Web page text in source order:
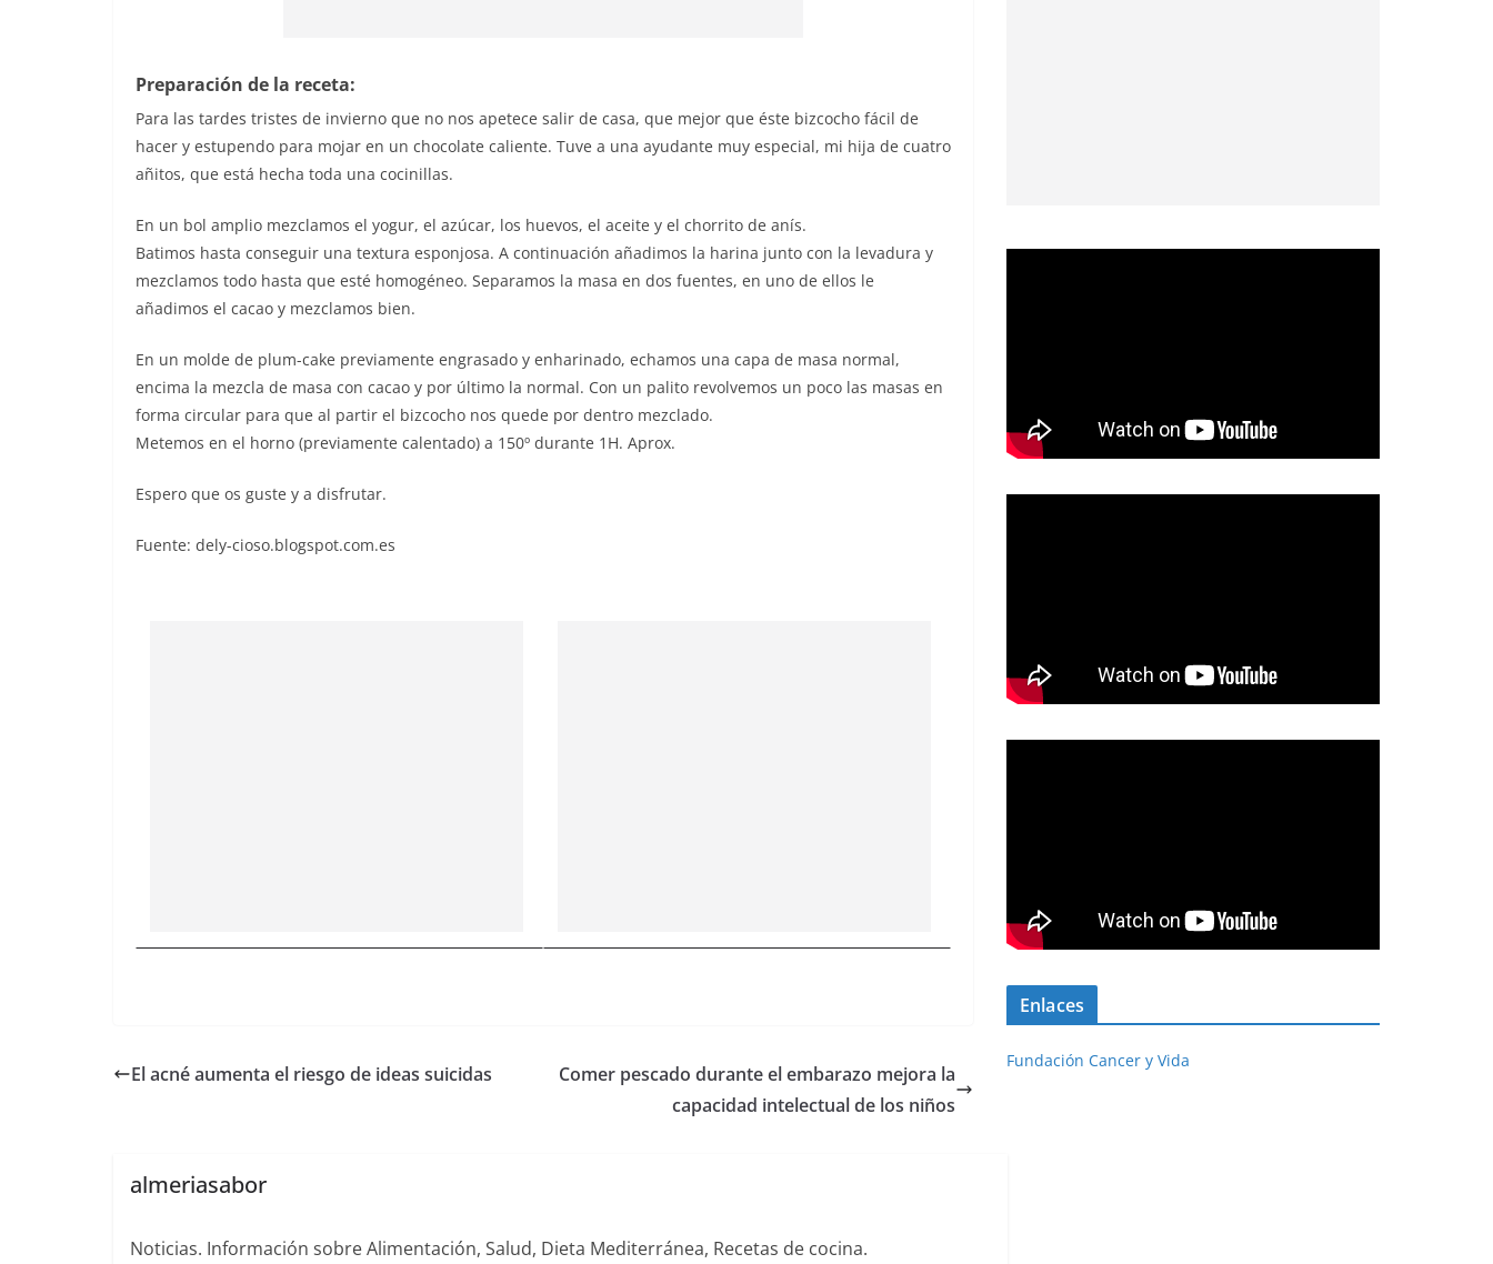
Preparación de la receta:
Para las tardes tristes de invierno que no nos apetece salir de casa, que mejor que éste bizcocho fácil de
hacer y estupendo para mojar en un chocolate caliente. Tuve a una ayudante muy especial, mi hija de cuatro
añitos, que está hecha toda una cocinillas.
En un bol amplio mezclamos el yogur, el azúcar, los huevos, el aceite y el chorrito de anís.
Batimos hasta conseguir una textura esponjosa. A continuación añadimos la harina junto con la levadura y
mezclamos todo hasta que esté homogéneo. Separamos la masa en dos fuentes, en uno de ellos le
añadimos el cacao y mezclamos bien.
En un molde de plum-cake previamente engrasado y enharinado, echamos una capa de masa normal,
encima la mezcla de masa con cacao y por último la normal. Con un palito revolvemos un poco las masas en
forma circular para que al partir el bizcocho nos quede por dentro mezclado.
Metemos en el horno (previamente calentado) a 150º durante 1H. Aprox.
Espero que os guste y a disfrutar.
Fuente: dely-cioso.blogspot.com.es
El acné aumenta el riesgo de ideas suicidas
Comer pescado durante el embarazo mejora la
capacidad intelectual de los niños
almeriasabor
Noticias. Información sobre Alimentación, Salud, Dieta Mediterránea, Recetas de cocina.
Enlaces
Fundación Cancer y Vida